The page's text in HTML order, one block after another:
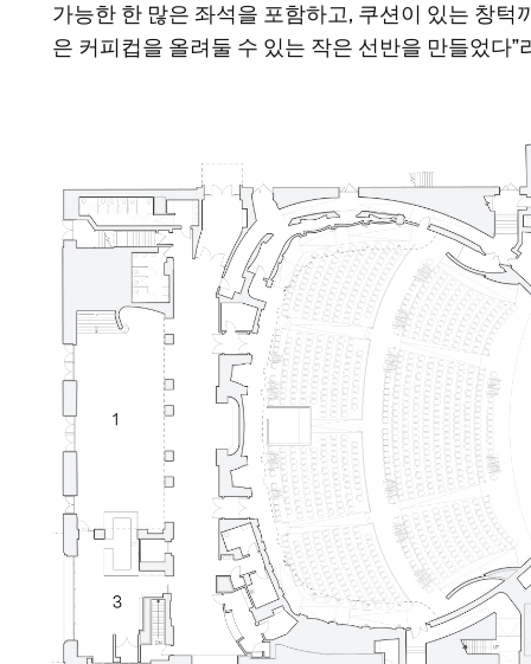
가능한 한 많은 좌석을 포함하고, 쿠션이 있는 창
은 커피컵을 올려둘 수 있는 작은 선반을 만들었다